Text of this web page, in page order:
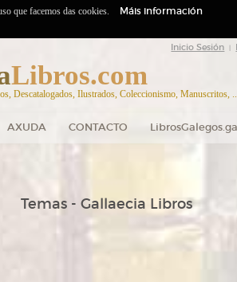
Inicio Sesión
Libros.com
Descatalogados, Ilustrados, Coleccionismo, Manuscritos,
AXUDA CONTACTO
Temas - Gallaecia Libros
que facemos das cookies. Máis información